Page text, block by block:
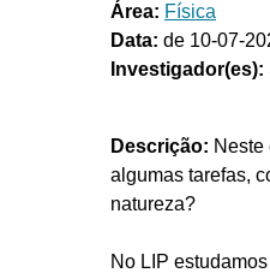
Área: Física
Data: de 10-07-
Investigador(es):
Descrição: Neste
algumas tarefas,
natureza?
No LIP